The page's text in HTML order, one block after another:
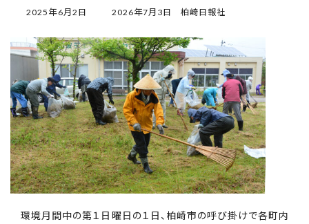
2025年6月2日
最
更
新
日
時
:
2026年7月3日 柏崎日報社
環境月間中の第１日曜日の１日、柏崎市の呼び掛けで各町内